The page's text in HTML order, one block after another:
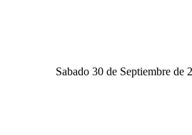
Sabado 30 de Septiembre de